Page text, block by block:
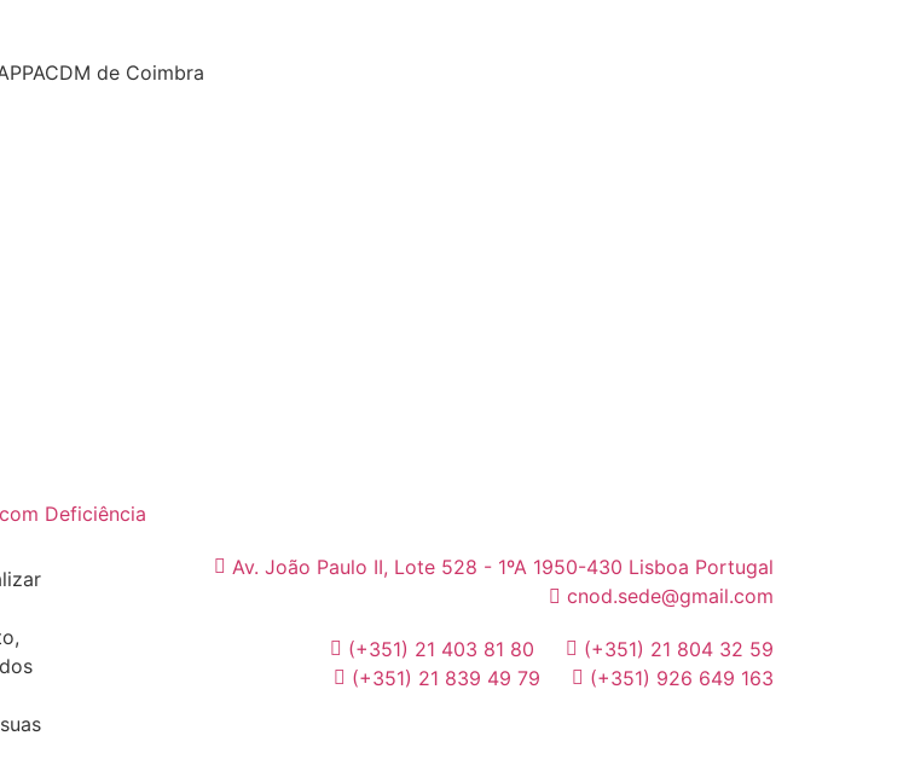
de Coimbra
Deficiência
Av. João Paulo II, Lote 528 - 1ºA 1950-430 Lisboa Portugal
cnod.sede@gmail.com
(+351) 21 403 81 80
(+351) 21 804 32 59
(+351) 21 839 49 79
(+351) 926 649 163